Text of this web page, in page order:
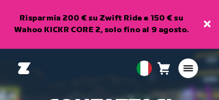
Risparmia 200 € su Zwift Ride e 150 € su
Wahoo KICKR CORE 2, solo fino al 9 agosto.
European
Italiano
Carrello0
articoli